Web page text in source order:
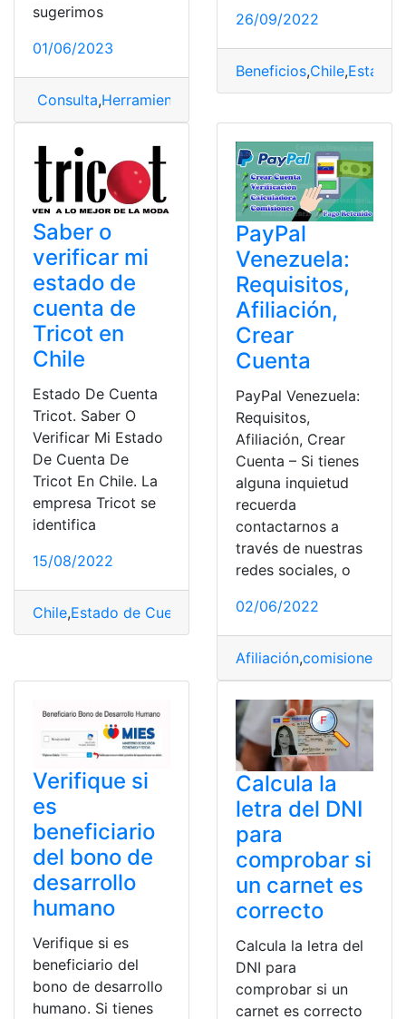
sugerimos
01/06/2023
Consulta,Herramienta
26/09/2022
Beneficios,Chile,Estado
Saber o
verificar mi
estado de
cuenta de
Tricot en
Chile
Estado De Cuenta
Tricot. Saber O
Verificar Mi Estado
De Cuenta De
Tricot En Chile. La
empresa Tricot se
identifica
15/08/2022
Chile,Estado de Cuenta tarjeta,Tricot,verificación
PayPal
Venezuela:
Requisitos,
Afiliación,
Crear
Cuenta
PayPal Venezuela:
Requisitos,
Afiliación, Crear
Cuenta – Si tienes
alguna inquietud
recuerda
contactarnos a
través de nuestras
redes sociales, o
02/06/2022
Afiliación,comisiones
Verifique si
es
beneficiario
del bono de
desarrollo
humano
Verifique si es
beneficiario del
bono de desarrollo
humano. Si tienes
Calcula la
letra del DNI
para
comprobar si
un carnet es
correcto
Calcula la letra del
DNI para
comprobar si un
carnet es correcto